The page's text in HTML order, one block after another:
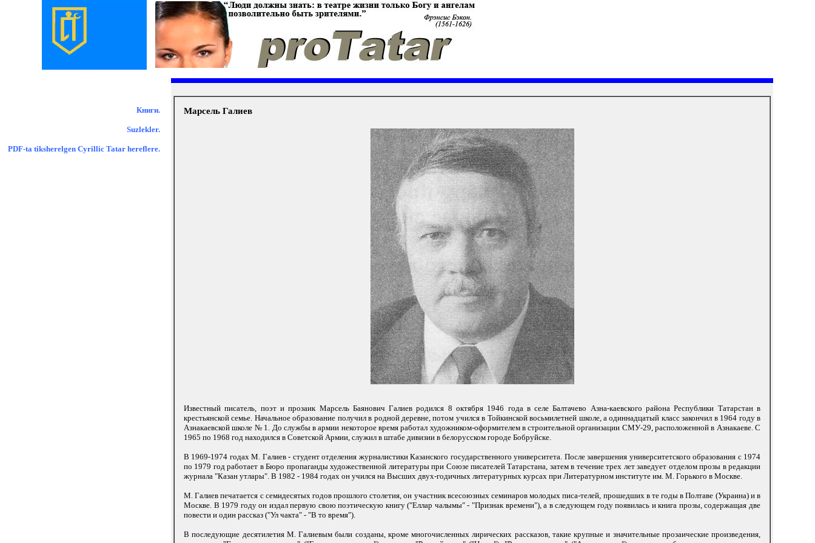
Книги.
Suzlekler.
PDF-ta tiksherelgen Cyrillic Tatar hereflere.
Марсель Галиев
Известный писатель, поэт и прозаик Марсель Баянович Галиев родился 8 октября 1946 года в селе Балтачево Азна-каевского района Республики Татарстан в
крестьянской семье. Начальное образование получил в родной деревне, потом учился в Тойкинской восьмилетней школе, а одиннадцатый класс закончил в 1964 году в
Азнакаевской школе № 1. До службы в армии некоторое время работал художником-оформителем в строительной организации СМУ-29, расположенной в Азнакаеве. С
1965 по 1968 год находился в Советской Армии, служил в штабе дивизии в белорусском городе Бобруйске.
В 1969-1974 годах М. Галиев - студент отделения журналистики Казанского государственного университета. После завершения университетского образования с 1974
по 1979 год работает в Бюро пропаганды художественной литературы при Союзе писателей Татарстана, затем в течение трех лет заведует отделом прозы в редакции
журнала "Казан утлары". В 1982 - 1984 годах он учился на Высших двух-годичных литературных курсах при Литературном институте им. М. Горького в Москве.
М. Галиев печатается с семидесятых годов прошлого столетия, он участник всесоюзных семинаров молодых писа-телей, прошедших в те годы в Полтаве (Украина) и в
Москве. В 1979 году он издал первую свою поэтическую книгу ("Еллар чалымы" - "Признак времени"), а в следующем году появилась и книга прозы, содержащая две
повести и один рассказ ("Ул чакта" - "В то время").
В последующие десятилетия М. Галиевым были созданы, кроме многочисленных лирических рассказов, такие крупные и значительные прозаические произведения,